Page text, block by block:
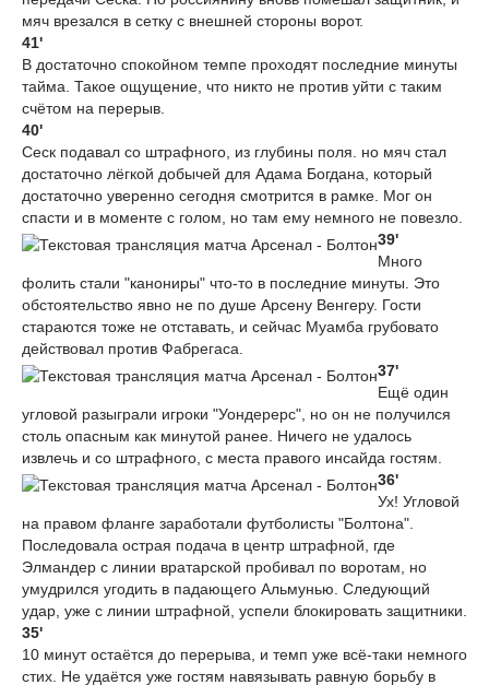
мяч врезался в сетку с внешней стороны ворот.
41'
В достаточно спокойном темпе проходят последние минуты
тайма. Такое ощущение, что никто не против уйти с таким
счётом на перерыв.
40'
Сеск подавал со штрафного, из глубины поля. но мяч стал
достаточно лёгкой добычей для Адама Богдана, который
достаточно уверенно сегодня смотрится в рамке. Мог он
спасти и в моменте с голом, но там ему немного не повезло.
39'
Много
фолить стали "канониры" что-то в последние минуты. Это
обстоятельство явно не по душе Арсену Венгеру. Гости
стараются тоже не отставать, и сейчас Муамба грубовато
действовал против Фабрегаса.
37'
Ещё один
угловой разыграли игроки "Уондерерс", но он не получился
столь опасным как минутой ранее. Ничего не удалось
извлечь и со штрафного, с места правого инсайда гостям.
36'
Ух! Угловой
на правом фланге заработали футболисты "Болтона".
Последовала острая подача в центр штрафной, где
Элмандер с линии вратарской пробивал по воротам, но
умудрился угодить в падающего Альмунью. Следующий
удар, уже с линии штрафной, успели блокировать защитники.
35'
10 минут остаётся до перерыва, и темп уже всё-таки немного
стих. Не удаётся уже гостям навязывать равную борьбу в